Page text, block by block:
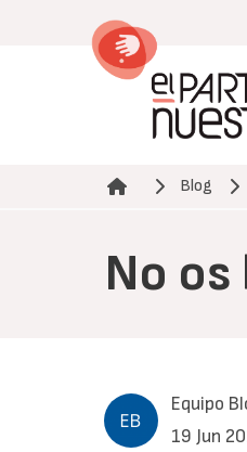
Ruta de navegación
Blog
No
Equipo
19 Jun